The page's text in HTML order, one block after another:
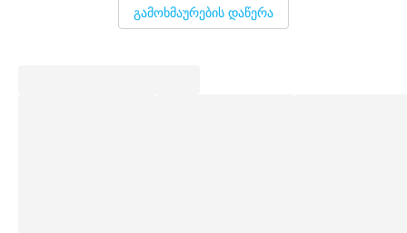
გამოხმაურების დაწერა